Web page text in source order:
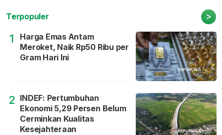
Terpopuler >
1
Harga Emas Antam
Meroket, Naik Rp50 Ribu per
Gram Hari Ini
2 INDEF: Pertumbuhan
Ekonomi 5,29 Persen Belum
Cerminkan Kualitas
Kesejahteraan